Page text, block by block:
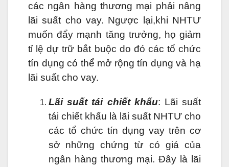
các ngân hàng thương mại phải nâng
lãi suất cho vay. Ngược lại,khi NHTƯ
muốn đẩy mạnh tăng trưởng, họ giảm
tỉ lệ dự trữ bắt buộc do đó các tổ chức
tín dụng có thể mở rộng tín dụng và hạ
lãi suất cho vay.
Lãi suất tái chiết khấu: Lãi suất
tái chiết khấu là lãi suất NHTƯ cho
các tổ chức tín dụng vay trên cơ
sở những chứng từ có giá của
ngân hàng thương mại. Đây là lãi